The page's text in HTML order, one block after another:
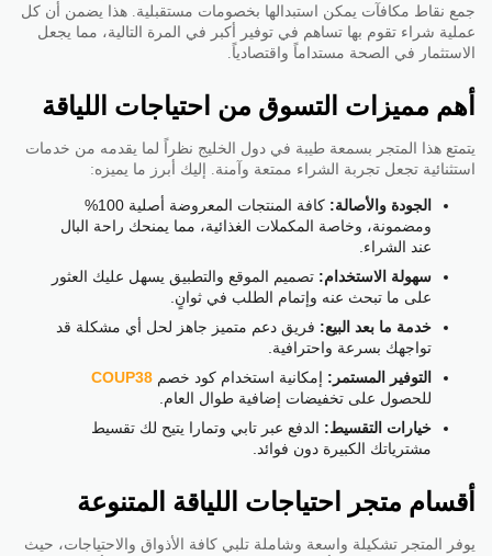
جمع نقاط مكافآت يمكن استبدالها بخصومات مستقبلية. هذا يضمن أن كل
عملية شراء تقوم بها تساهم في توفير أكبر في المرة التالية، مما يجعل
الاستثمار في الصحة مستداماً واقتصادياً.
أهم مميزات التسوق من احتياجات اللياقة
يتمتع هذا المتجر بسمعة طيبة في دول الخليج نظراً لما يقدمه من خدمات
استثنائية تجعل تجربة الشراء ممتعة وآمنة. إليك أبرز ما يميزه:
الجودة والأصالة:
كافة المنتجات المعروضة أصلية 100%
ومضمونة، وخاصة المكملات الغذائية، مما يمنحك راحة البال
عند الشراء.
سهولة الاستخدام: تصميم الموقع والتطبيق يسهل عليك العثور
على ما تبحث عنه وإتمام الطلب في ثوانٍ.
خدمة ما بعد البيع: فريق دعم متميز جاهز لحل أي مشكلة قد
تواجهك بسرعة واحترافية.
التوفير المستمر: إمكانية استخدام كود خصم COUP38
للحصول على تخفيضات إضافية طوال العام.
خيارات التقسيط: الدفع عبر تابي وتمارا يتيح لك تقسيط
مشترياتك الكبيرة دون فوائد.
أقسام متجر احتياجات اللياقة المتنوعة
يوفر المتجر تشكيلة واسعة وشاملة تلبي كافة الأذواق والاحتياجات، حيث